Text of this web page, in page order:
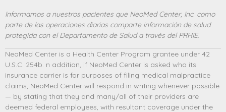
Informamos a nuestros pacientes que NeoMed Center, Inc. como
parte de las operaciones diarias comparte información de salud
protegida con el Departamento de Salud a través del PRHIE.
NeoMed Center is a Health Center Program grantee under 42
U.S.C. 254b. n addition, if NeoMed Center is asked who its
insurance carrier is for purposes of filing medical malpractice
claims, NeoMed Center will respond in writing whenever possible
— by stating that they and many/all of their providers are
deemed federal employees, with resultant coverage under the